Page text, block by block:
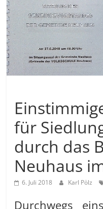
für
durch das
Neuhaus
6. Juli 2018 Karl Pölz
Durchwegs